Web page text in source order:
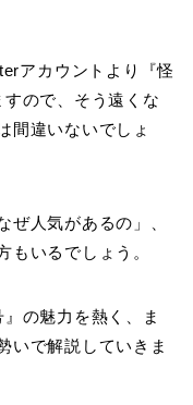
アカウントより『怪
ので、そう遠くな
間違いないでしょ
ぜ人気があるの」、
もいるでしょう。
の魅力を熱く、ま
いで解説していきま